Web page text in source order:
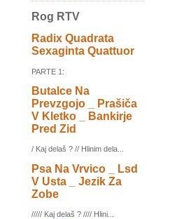
Rog RTV
Radix Quadrata
Sexaginta Quattuor
PARTE 1:
Butalce Na
Prevzgojo _ Prašiča
V Kletko _ Bankirje
Pred Zid
/ Kaj delaš ? // Hlinim dela...
Psa Na Vrvico _ Lsd
V Usta _ Jezik Za
Zobe
///// Kaj delaš ? //// Hlini...